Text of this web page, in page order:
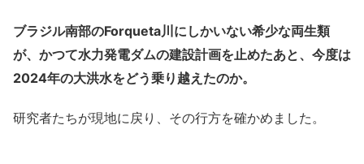
ブラジル南部のForqueta川にしかいない希少な両生類
が、かつて水力発電ダムの建設計画を止めたあと、今度は
2024年の大洪水をどう乗り越えたのか。
研究者たちが現地に戻り、その行方を確かめました。